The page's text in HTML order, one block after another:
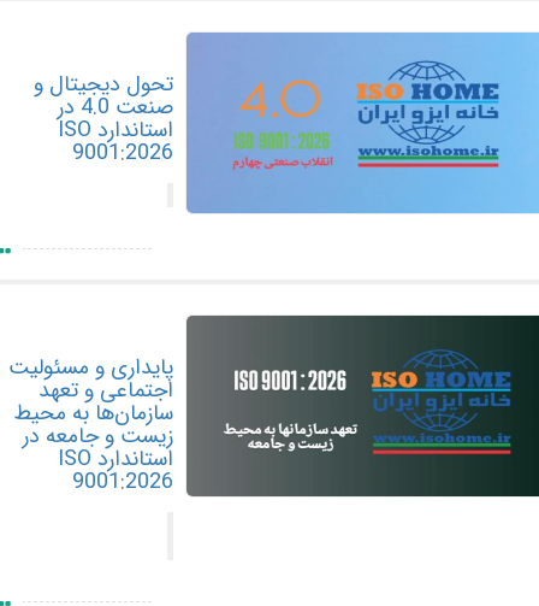
تحول دیجیتال و
صنعت 4.0 در
استاندارد ISO
9001:2026
پایداری و مسئولیت
اجتماعی و تعهد
سازمان‌ها به محیط
زیست و جامعه در
استاندارد ISO
9001:2026